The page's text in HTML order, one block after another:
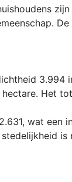
Het
wat
is